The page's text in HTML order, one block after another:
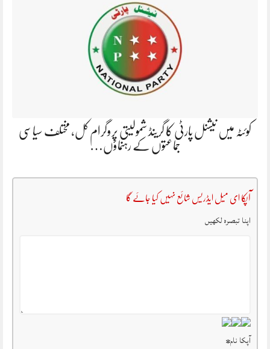
کوئٹہ میں نیشنل پارٹی کا گرینڈ شمولیتی پروگرام کل، مختلف سیاسی
جماعتوں کے رہنماؤں…
آپکا ای میل ایڈریس شائع نہیں کیا جائے گا
اپنا تبصرہ لکھیں
آپکا نام*